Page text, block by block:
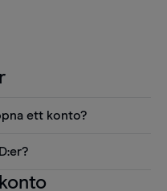
ett konto?
Reuters
på när man